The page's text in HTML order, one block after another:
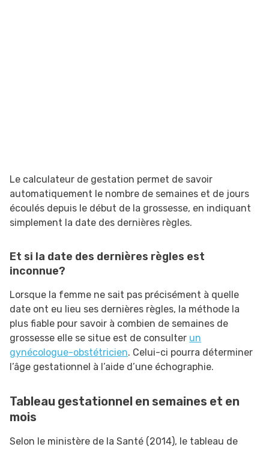
Le calculateur de gestation permet de savoir
automatiquement le nombre de semaines et de jours
écoulés depuis le début de la grossesse, en indiquant
simplement la date des dernières règles.
Et si la date des dernières règles est
inconnue?
Lorsque la femme ne sait pas précisément à quelle
date ont eu lieu ses dernières règles, la méthode la
plus fiable pour savoir à combien de semaines de
grossesse elle se situe est de consulter un
gynécologue-obstétricien. Celui-ci pourra déterminer
l’âge gestationnel à l’aide d’une échographie.
Tableau gestationnel en semaines et en
mois
Selon le ministère de la Santé (2014), le tableau de